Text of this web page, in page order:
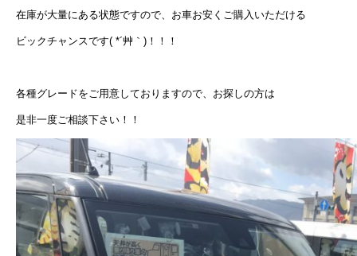
在庫が大量にある状態ですので、お車お安くご購入いただける
ビックチャンスです( *´艸｀)！！！
各種グレードをご用意しておりますので、お探しの方は
是非一度ご相談下さい！！